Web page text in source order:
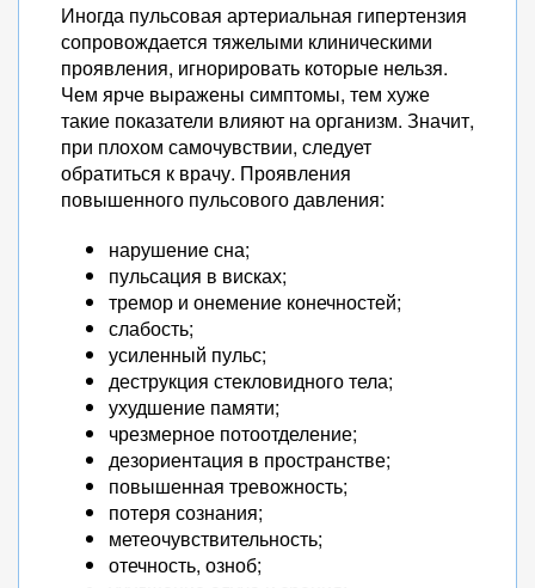
Иногда пульсовая артериальная гипертензия
сопровождается тяжелыми клиническими
проявления, игнорировать которые нельзя.
Чем ярче выражены симптомы, тем хуже
такие показатели влияют на организм. Значит,
при плохом самочувствии, следует
обратиться к врачу. Проявления
повышенного пульсового давления:
нарушение сна;
пульсация в висках;
тремор и онемение конечностей;
слабость;
усиленный пульс;
деструкция стекловидного тела;
ухудшение памяти;
чрезмерное потоотделение;
дезориентация в пространстве;
повышенная тревожность;
потеря сознания;
метеочувствительность;
отечность, озноб;